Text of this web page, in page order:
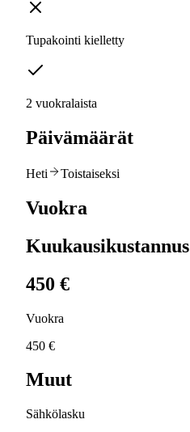
Tupakointi kielletty
2 vuokralaista
Päivämäärät
Heti Toistaiseksi
Vuokra
Kuukausikustannus
450 €
Vuokra
450 €
Muut
Sähkölasku